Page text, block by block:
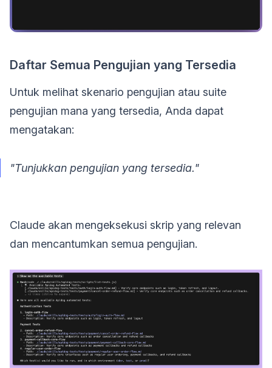
Daftar Semua Pengujian yang Tersedia
Untuk melihat skenario pengujian atau suite
pengujian mana yang tersedia, Anda dapat
mengatakan:
"Tunjukkan pengujian yang tersedia."
Claude akan mengeksekusi skrip yang relevan
dan mencantumkan semua pengujian.